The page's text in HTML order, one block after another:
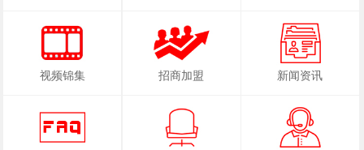
视频锦集 招商加盟 新闻资讯